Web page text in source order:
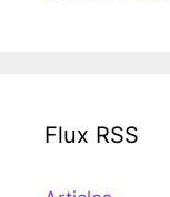
Flux RSS